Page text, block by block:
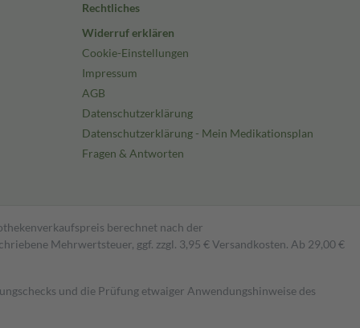
Rechtliches
Widerruf erklären
Cookie-Einstellungen
Impressum
AGB
Datenschutzerklärung
Datenschutzerklärung - Mein Medikationsplan
Fragen & Antworten
berechnet nach der
Mehrwertsteuer, ggf. zzgl. 3,95 € Versandkosten. Ab 29,00 €
und die Prüfung etwaiger Anwendungshinweise des